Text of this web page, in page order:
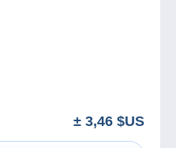
± 3,46 $US